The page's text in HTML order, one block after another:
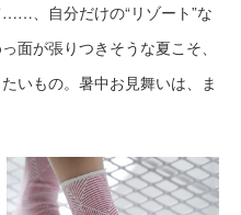
、自分だけの“リゾート”な
面が張りつきそうな夏こそ、
いもの。暑中お見舞いは、ま